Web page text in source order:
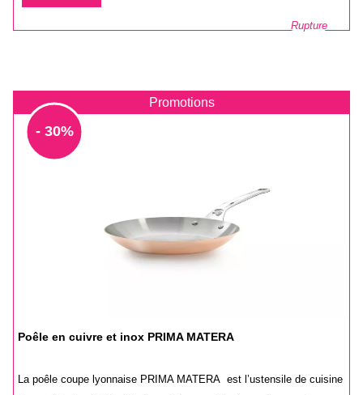
base
Rupture
Promotions
- 30%
Poêle en cuivre et inox PRIMA MATERA
La poêle coupe lyonnaise PRIMA MATERA est l’ustensile de cuisine